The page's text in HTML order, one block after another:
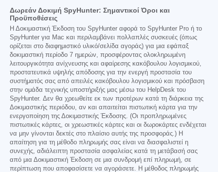
Δωρεάν Δοκιμή SpyHunter: Σημαντικοί Όροι και
Προϋποθέσεις
Η Δοκιμαστική Έκδοση του SpyHunter αφορά το SpyHunter Pro ή το
SpyHunter για Mac και περιλαμβάνει πολλαπλές συσκευές (όπως
ορίζεται στο διαφημιστικό υλικό/σελίδα αγοράς) για μια εφάπαξ
δοκιμαστική περίοδο 7 ημερών, προσφέροντας ολοκληρωμένη
λειτουργικότητα ανίχνευσης και αφαίρεσης κακόβουλου λογισμικού,
προστατευτικά υψηλής απόδοσης για την ενεργή προστασία του
συστήματός σας από απειλές κακόβουλου λογισμικού και πρόσβαση
στην ομάδα τεχνικής υποστήριξής μας μέσω του HelpDesk του
SpyHunter. Δεν θα χρεωθείτε εκ των προτέρων κατά τη διάρκεια της
Δοκιμαστικής περιόδου, αν και απαιτείται πιστωτική κάρτα για την
ενεργοποίηση της Δοκιμαστικής Έκδοσης. (Οι προπληρωμένες
πιστωτικές κάρτες, οι χρεωστικές κάρτες και οι δωροκάρτες ενδέχεται
να μην γίνονται δεκτές στο πλαίσιο αυτής της προσφοράς.) Η
απαίτηση για τη μέθοδο πληρωμής σας είναι να διασφαλιστεί η
συνεχής, αδιάλειπτη προστασία ασφαλείας κατά τη μετάβασή σας
από μια Δοκιμαστική Έκδοση σε μια συνδρομή επί πληρωμή, σε
περίπτωση που αποφασίσετε να αγοράσετε. Η μέθοδος πληρωμής